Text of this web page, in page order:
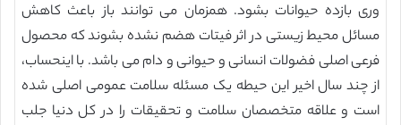
وری بازده حیوانات بشود. همزمان می توانند باز باعث کاهش
مسائل محیط زیستی در اثر فیتات هضم نشده بشوند که محصول
فرعی اصلی فضولات انسانی و حیوانی و دام می باشد. با اینحساب،
از چند سال اخیر این حیطه یک مسئله سلامت عمومی اصلی شده
است و علاقه متخصصان سلامت و تحقیقات را در کل دنیا جلب